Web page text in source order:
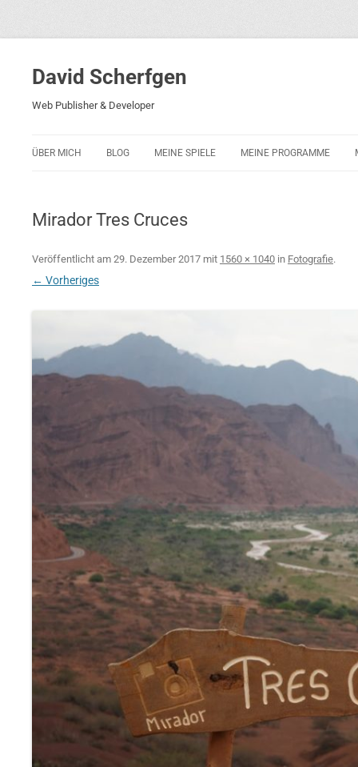
David Scherfgen
Web Publisher & Developer
ÜBER MICH BLOG MEINE SPIELE
BLOCKS 2001
ROLLMORAD — GUHASE 2010
MEINE PROGRAMME
Mirador Tres Cruces
Veröffentlicht am 29. Dezember 2017 mit 1560 × 1040 in Fotografie.
← Vorheriges